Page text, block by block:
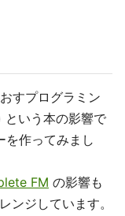
すプログラミン
という本の影響で
を作ってみまし
FM の影響も
ンジしています。